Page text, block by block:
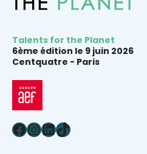
Talents for the Planet
6ème édition le 9 juin 2026
Centquatre - Paris
Facebook
Instagram
LinkedIn
TikTok